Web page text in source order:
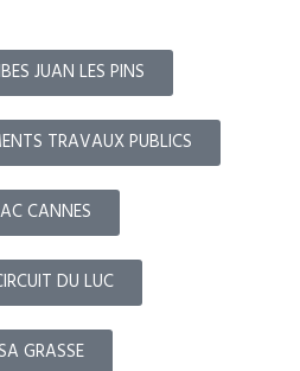
JUAN LES PINS
TRAVAUX PUBLICS
CANNES
DU LUC
GRASSE